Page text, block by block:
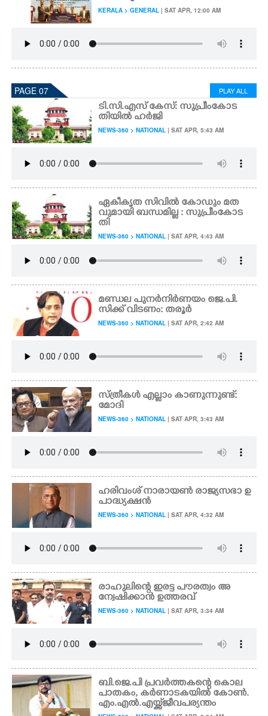
KERALA > GENERAL | SAT APR, 12:00 AM
PAGE 07 PLAY ALL
ടി.സി.എസ് കേസ്: സുപ്രീംകോട
തിയിൽ ഹർജി
NEWS-360 > NATIONAL | SAT APR, 5:43 AM
ഏകീകൃത സിവിൽ കോഡും മത
വുമായി ബന്ധമില്ല : സുപ്രീംകോട
തി
NEWS-360 > NATIONAL | SAT APR, 4:43 AM
മണ്ഡല പുനർനി‌ർണയം ജെ.പി.
സിക്ക് വിടണം: തരൂർ
NEWS-360 > NATIONAL | SAT APR, 2:42 AM
സ്ത്രീകൾ എല്ലാം കാണുന്നുണ്ട്:
മോദി
NEWS-360 > NATIONAL | SAT APR, 3:43 AM
ഹരിവംശ് നാരായൺ രാജ്യസഭാ ഉ
പാദ്ധ്യക്ഷൻ
NEWS-360 > NATIONAL | SAT APR, 4:32 AM
രാഹുലിന്റെ ഇരട്ട പൗരത്വം അ
ന്വേഷിക്കാൻ ഉത്തരവ്
NEWS-360 > NATIONAL | SAT APR, 3:34 AM
ബി.ജെ.പി പ്രവർത്തകന്റെ കൊല
പാതകം, കർണാടകയിൽ കോൺ.
എം.എൽ.എയ്ക്ക് ജീവപര്യന്തം